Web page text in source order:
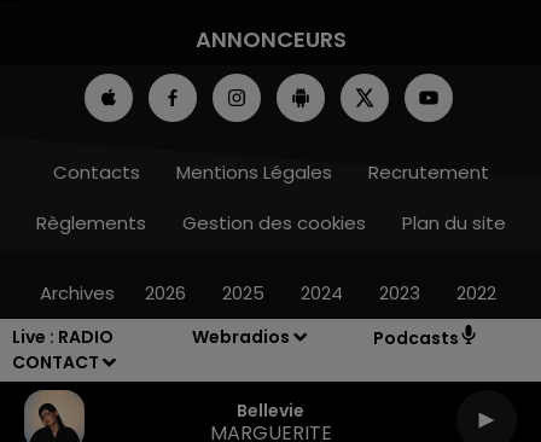
Live : RADIO
CONTACT
Webradios Podcasts
Bellevie
MARGUERITE
ANNONCEURS
Contacts Mentions Légales
Recrutement
Règlements
Gestion des cookies Plan du site
Archives 2026 2025 2024 2023 2022